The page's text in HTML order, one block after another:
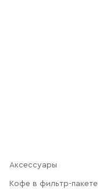
Аксессуары
Кофе в фильтр-пакете